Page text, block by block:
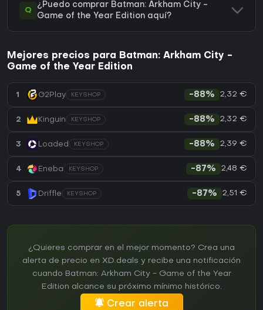
Q
¿Puedo comprar Batman: Arkham City -
Game of the Year Edition aquí?
Mejores precios para Batman: Arkham City -
Game of the Year Edition
1 G2Play KEYSHOP -88% 2,32 €
2 Kinguin KEYSHOP -88% 2,32 €
3 Loaded KEYSHOP -88% 2,39 €
4 Eneba KEYSHOP -87% 2,48 €
5 Driffle KEYSHOP -87% 2,51 €
¿Quieres comprar en el mejor momento? Crea una
alerta de precio en XD.deals y recibe una notificación
cuando Batman: Arkham City - Game of the Year
Edition alcance su próximo mínimo histórico.
Crear alerta